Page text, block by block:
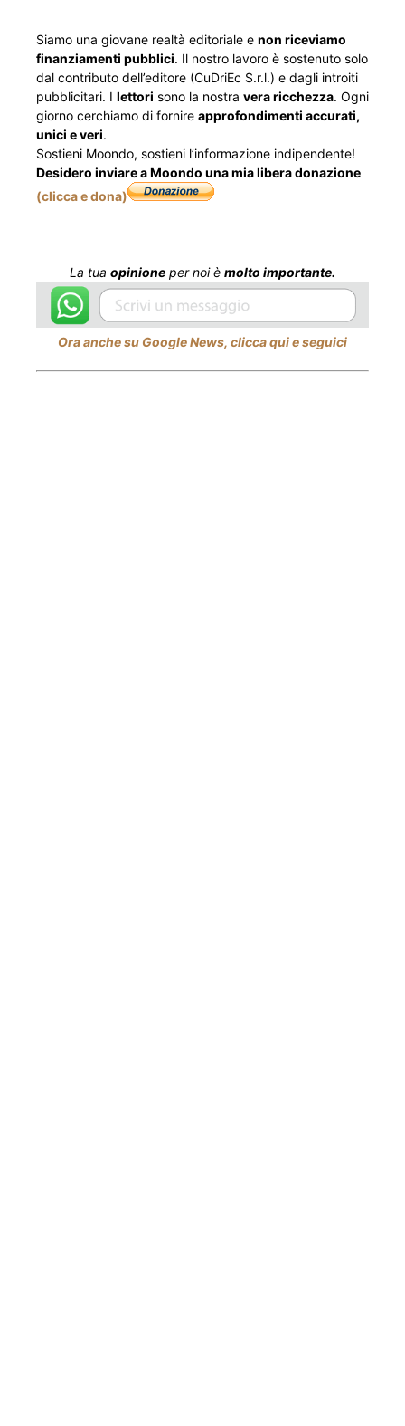
Siamo una giovane realtà editoriale e non riceviamo
finanziamenti pubblici. Il nostro lavoro è sostenuto solo
dal contributo dell’editore (CuDriEc S.r.l.) e dagli introiti
pubblicitari. I lettori sono la nostra vera ricchezza. Ogni
giorno cerchiamo di fornire approfondimenti accurati,
unici e veri.
Sostieni Moondo, sostieni l’informazione indipendente!
Desidero inviare a Moondo una mia libera donazione
(clicca e dona)
La tua opinione per noi è molto importante.
Ora anche su Google News, clicca qui e seguici